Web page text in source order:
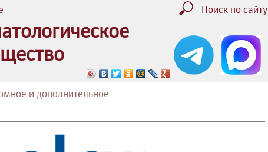
Поиск по сайту
.
и дополнительное